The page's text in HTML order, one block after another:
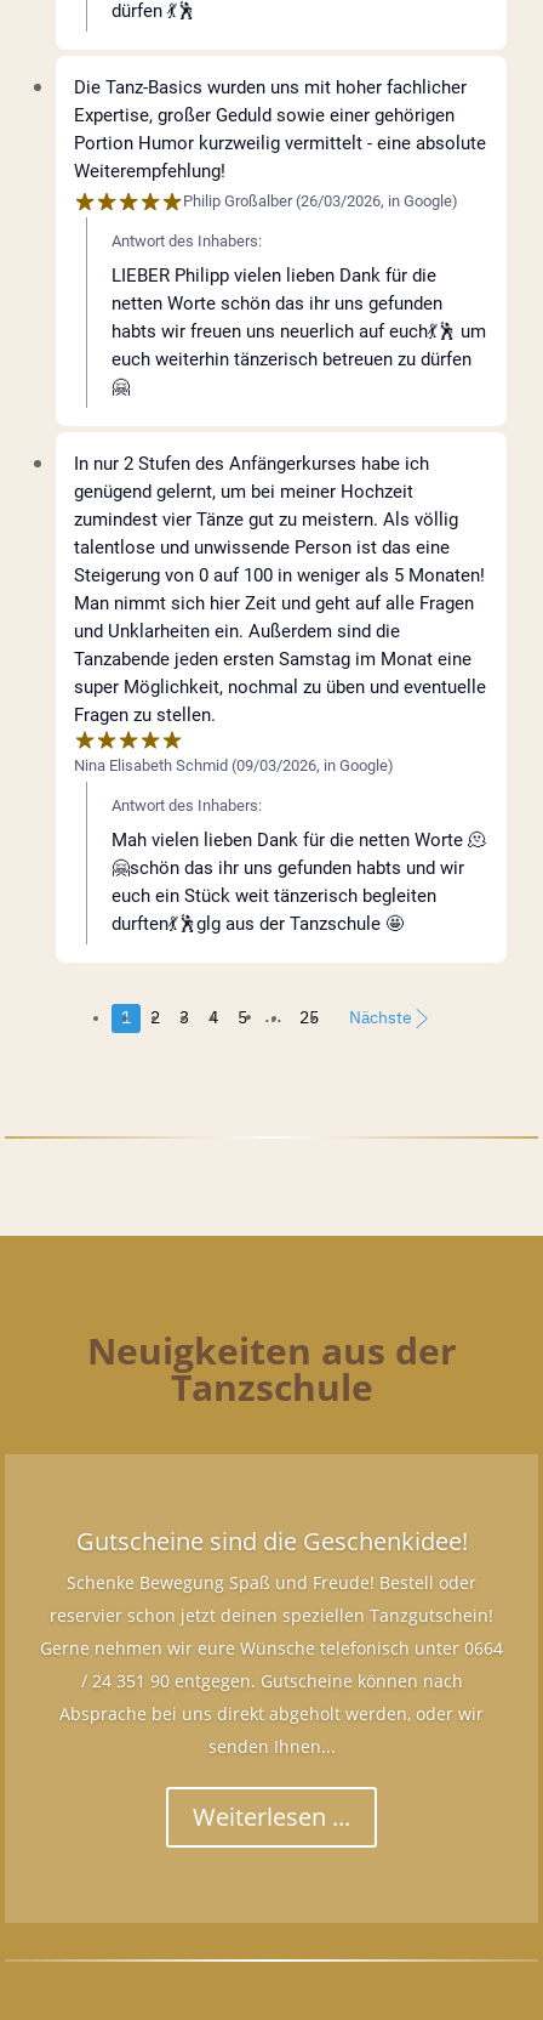
dürfen 💃🕺
Die Tanz-Basics wurden uns mit hoher fachlicher
Expertise, großer Geduld sowie einer gehörigen
Portion Humor kurzweilig vermittelt - eine absolute
Weiterempfehlung!
Philip Großalber(26/03/2026, in Google)
Antwort des Inhabers:
LIEBER Philipp vielen lieben Dank für die
netten Worte schön das ihr uns gefunden
habts wir freuen uns neuerlich auf euch💃🕺 um
euch weiterhin tänzerisch betreuen zu dürfen
🤗
In nur 2 Stufen des Anfängerkurses habe ich
genügend gelernt, um bei meiner Hochzeit
zumindest vier Tänze gut zu meistern. Als völlig
talentlose und unwissende Person ist das eine
Steigerung von 0 auf 100 in weniger als 5 Monaten!
Man nimmt sich hier Zeit und geht auf alle Fragen
und Unklarheiten ein. Außerdem sind die
Tanzabende jeden ersten Samstag im Monat eine
super Möglichkeit, nochmal zu üben und eventuelle
Fragen zu stellen.
Nina Elisabeth Schmid (09/03/2026, in Google)
Antwort des Inhabers:
Mah vielen lieben Dank für die netten Worte 🫠
🤗schön das ihr uns gefunden habts und wir
euch ein Stück weit tänzerisch begleiten
durften💃🕺glg aus der Tanzschule 🤩
1 2 3 4 5 ... 25 Nächste
Neuigkeiten aus der
Tanzschule
Gutscheine sind die Geschenkidee!
Schenke Bewegung Spaß und Freude! Bestell oder
reservier schon jetzt deinen speziellen Tanzgutschein!
Gerne nehmen wir eure Wünsche telefonisch unter 0664
/ 24 351 90 entgegen. Gutscheine können nach
Absprache bei uns direkt abgeholt werden, oder wir
senden Ihnen...
Weiterlesen ...